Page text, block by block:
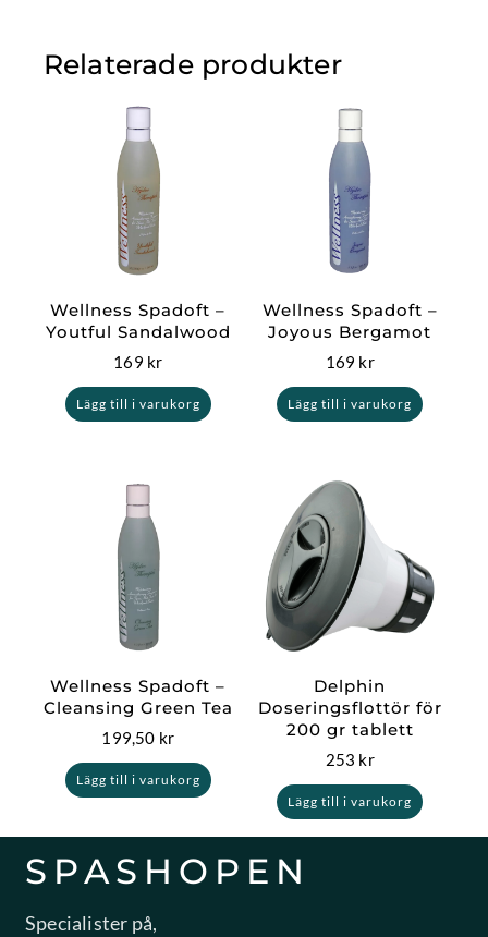
Relaterade produkter
Wellness Spadoft –
Youtful Sandalwood
169 kr
Lägg till i varukorg
Wellness Spadoft –
Joyous Bergamot
169 kr
Lägg till i varukorg
Wellness Spadoft –
Cleansing Green Tea
199,50 kr
Lägg till i varukorg
Delphin
Doseringsflottör för
200 gr tablett
253 kr
Lägg till i varukorg
SPASHOPEN
Specialister på,